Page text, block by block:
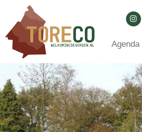
Agenda